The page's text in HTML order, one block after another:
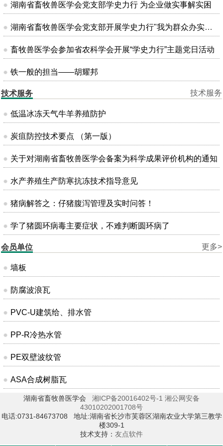
湖南省畜牧兽医学会党支部学史力行 为企业做实事解实困
湖南省畜牧兽医学会党支部开展学史力行"我为群众办实事"主题党日活动
畜牧兽医学会参加省农科学会开展“学史力行”主题党日活动
铁一般的担当——胡耀邦
技术服务
技术服务
低温冰冻天气牛羊养殖防护
炭疽防控技术要点 （第一版）
关于对湖南省畜牧兽医学会备案为科学成果评价机构的通知
水产养殖生产防寒抗冻技术指导意见
猪病解答之：仔猪腹泻管理及实时问答！
学了猪圆环病毒主要症状，不难判断圆环病了
更多>
会员单位
墙板
防腐波浪瓦
PVC-U建筑给、排水管
PP-R冷热水管
PE双壁波纹管
ASA合成树脂瓦
湖南省畜牧兽医学会 湘ICP备20016402号-1 湘公网安备
43010202001708号
电话:0731-84673708 地址:湖南省长沙市芙蓉区湖南农业大学第三教学
楼309-1
技术支持： 友点软件